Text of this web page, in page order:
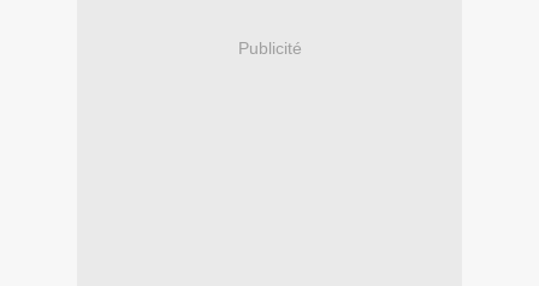
Publicité